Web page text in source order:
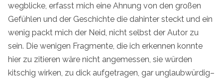
wegblicke, erfasst mich eine Ahnung von den großen
Gefühlen und der Geschichte die dahinter steckt und ein
wenig packt mich der Neid, nicht selbst der Autor zu
sein. Die wenigen Fragmente, die ich erkennen konnte
hier zu zitieren wäre nicht angemessen, sie würden
kitschig wirken, zu dick aufgetragen, gar unglaubwürdig–